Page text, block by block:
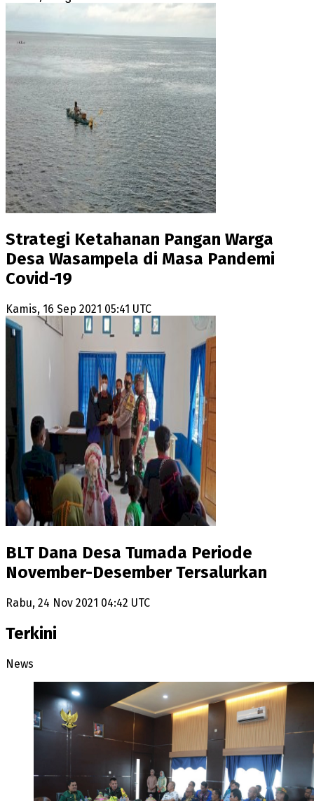
Strategi Ketahanan Pangan Warga
Desa Wasampela di Masa Pandemi
Covid-19
Kamis, 16 Sep 2021 05:41 UTC
BLT Dana Desa Tumada Periode
November-Desember Tersalurkan
Rabu, 24 Nov 2021 04:42 UTC
Terkini
News